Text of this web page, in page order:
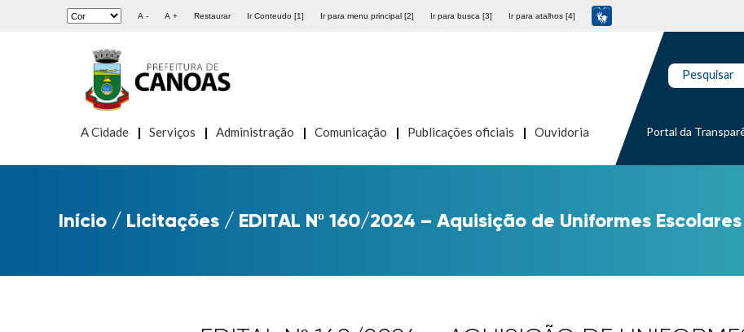
A - A + Restaurar Ir Conteudo [1] Ir para menu principal [2] Ir para busca [3] Ir para atalhos [4]
A Cidade Serviços Administração Comunicação Publicações oficiais Ouvidoria
Pesquisar
Portal da
Início / Licitações / EDITAL Nº 160/2024 – Aquisição de Uniformes Escolares